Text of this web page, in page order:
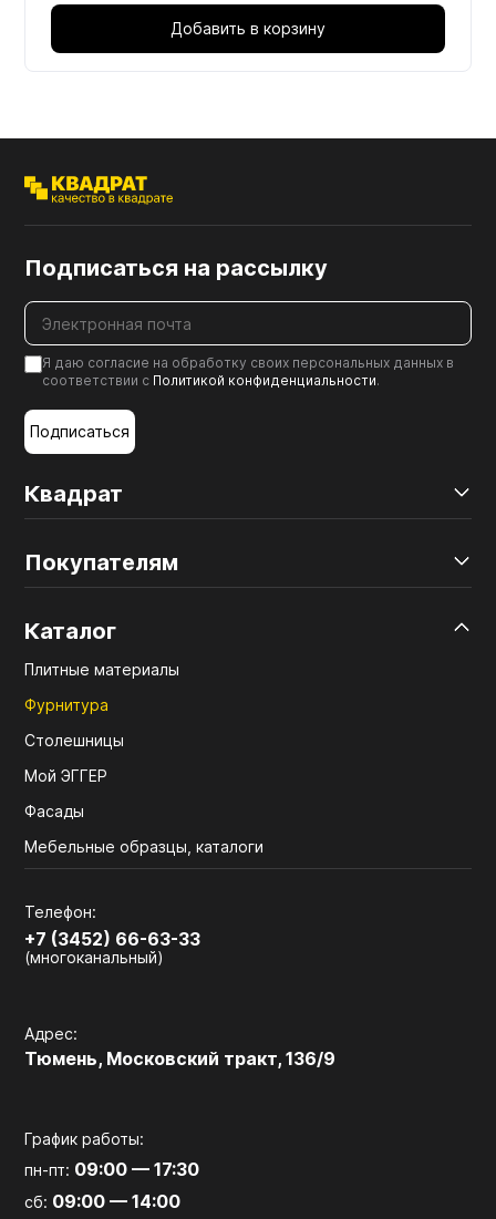
Добавить в корзину
Квадрат
Покупателям
Каталог
Плитные материалы
Фурнитура
Столешницы
Мой ЭГГЕР
Фасады
Мебельные образцы, каталоги
Телефон:
+7 (3452) 66-63-33
(многоканальный)
Адрес:
Тюмень, Московский тракт, 136/9
График работы:
пн-пт: 09:00 — 17:30
сб: 09:00 — 14:00
Подписаться на рассылку
Я даю согласие на обработку своих персональных данных в
соответствии с Политикой конфиденциальности.
Подписаться